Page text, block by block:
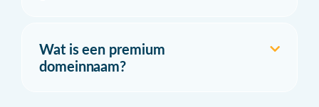
Wat is een premium
domeinnaam?